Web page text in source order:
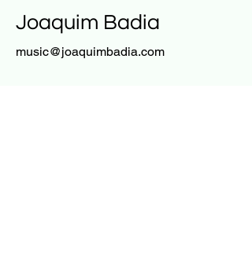
Joaquim Badia
music@joaquimbadia.com